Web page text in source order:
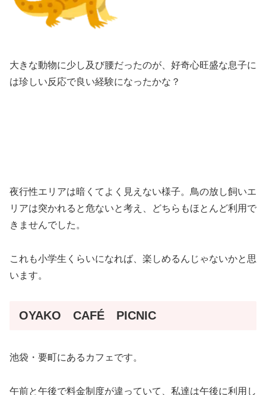
大きな動物に少し及び腰だったのが、好奇心旺盛な息子に
は珍しい反応で良い経験になったかな？
夜行性エリアは暗くてよく見えない様子。鳥の放し飼いエ
リアは突かれると危ないと考え、どちらもほとんど利用で
きませんでした。
これも小学生くらいになれば、楽しめるんじゃないかと思
います。
OYAKO CAFÉ PICNIC
池袋・要町にあるカフェです。
午前と午後で料金制度が違っていて、私達は午後に利用し